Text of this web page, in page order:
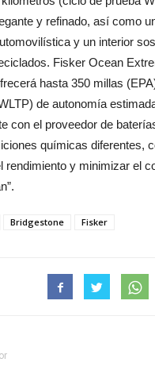
y refinado, así como
y un interior
Fisker Ocean
hasta 350 millas
de autonomía
con el proveedor de
químicas diferentes,
rendimiento y minimizar el
Bridgestone Fisker